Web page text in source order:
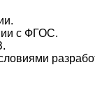
с ФГОС.